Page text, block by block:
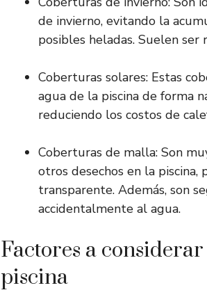
de invierno, evitando la
posibles heladas. Suelen ser
Coberturas solares: Estas
agua de la piscina de forma
reduciendo los costos de
Coberturas de malla: Son
otros desechos en la
transparente. Además, son
accidentalmente al agua.
Factores a
piscina